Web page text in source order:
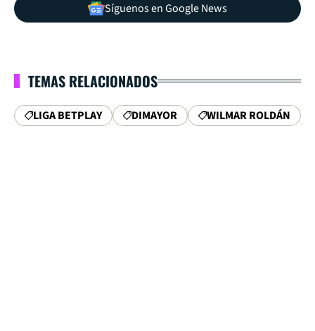
Síguenos en Google News
TEMAS RELACIONADOS
LIGA BETPLAY DIMAYOR WILMAR ROLDÁN